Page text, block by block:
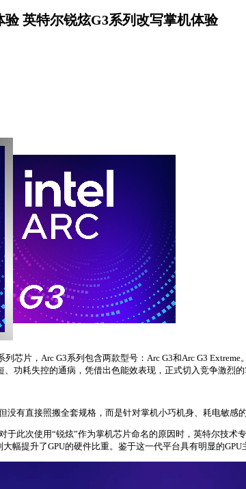
英特尔锐炫G3系列改写掌机体验
芯片，Arc G3系列包含两款型号：Arc G3和Arc G3
功耗失控的通病，凭借出色能效表现，正式切入竞争激烈的
没有直接照搬全套规格，而是针对掌机小巧机身、耗电敏感
此次使用“锐炫”作为掌机芯片命名的原因时，英特尔技术
幅提升了GPU的硬件比重。鉴于这一代平台具有明显的